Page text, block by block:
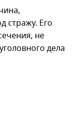
стражу. Его
не
дела